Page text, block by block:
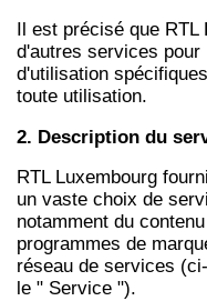
Il est précisé que RTL
d'autres services
d'utilisation
toute utilisation.
2. Description du
RTL Luxembourg
un vaste choix de
notamment du
programmes de
réseau de services
le " Service ").